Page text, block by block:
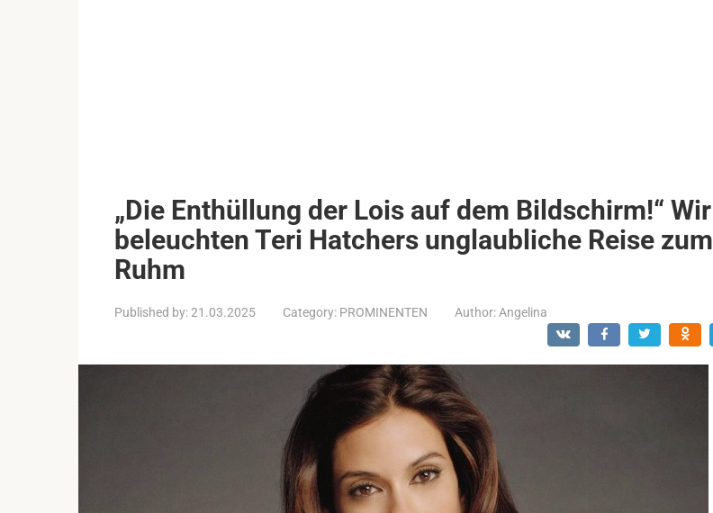
„Die Enthüllung der Lois auf dem Bildschirm!“ Wir
beleuchten Teri Hatchers unglaubliche Reise zum
Ruhm
Published by:21.03.2025 Category: PROMINENTEN Author: Angelina